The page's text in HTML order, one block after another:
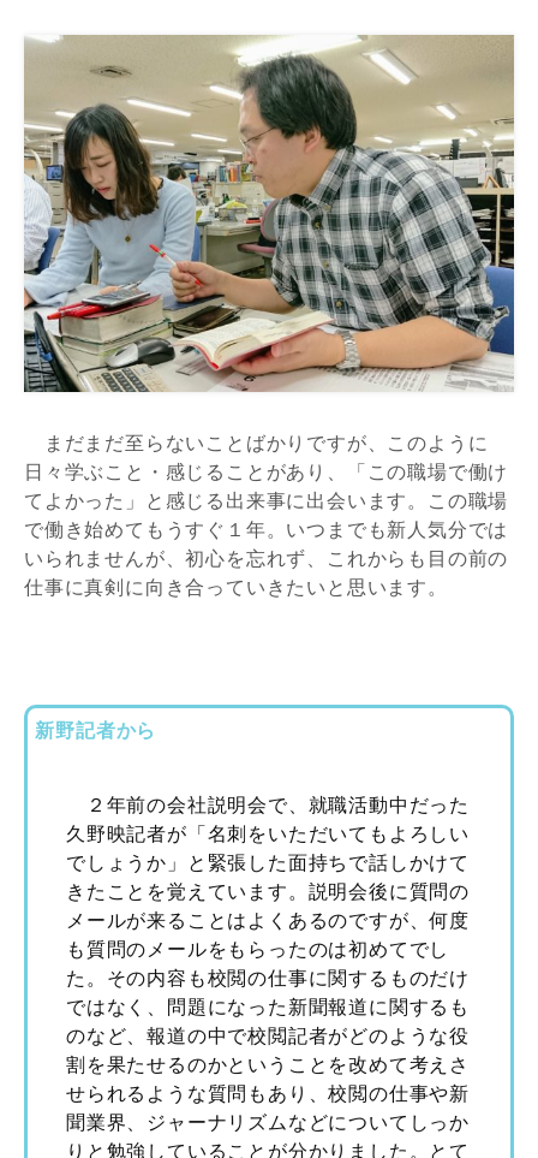
まだまだ至らないことばかりですが、このように
日々学ぶこと・感じることがあり、「この職場で働け
てよかった」と感じる出来事に出会います。この職場
で働き始めてもうすぐ１年。いつまでも新人気分では
いられませんが、初心を忘れず、これからも目の前の
仕事に真剣に向き合っていきたいと思います。
新野記者から
２年前の会社説明会で、就職活動中だった
久野映記者が「名刺をいただいてもよろしい
でしょうか」と緊張した面持ちで話しかけて
きたことを覚えています。説明会後に質問の
メールが来ることはよくあるのですが、何度
も質問のメールをもらったのは初めてでし
た。その内容も校閲の仕事に関するものだけ
ではなく、問題になった新聞報道に関するも
のなど、報道の中で校閲記者がどのような役
割を果たせるのかということを改めて考えさ
せられるような質問もあり、校閲の仕事や新
聞業界、ジャーナリズムなどについてしっか
りと勉強していることが分かりました。とて